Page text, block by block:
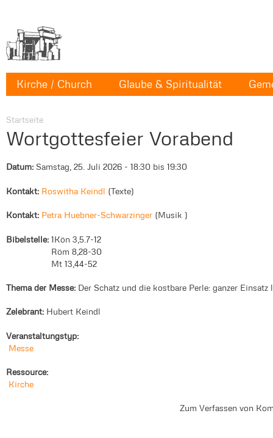
Kirche / Church Glaube & Spiritualität
Startseite
Wortgottesfeier Vorabend
Datum: Samstag, 25. Juli 2026 - 18:30 bis 19:30
Kontakt: Roswitha Keindl Texte
Kontakt: Petra Huebner-Schwarzinger Musik
Bibelstelle: 1Kön 3,5.7-12
Röm 8,28-30
Mt 13,44-52
Thema der Messe: Der Schatz und die kostbare Perle: ganzer Einsatz
Zelebrant: Hubert Keindl
Veranstaltungstyp:
Messe
Ressource:
Kirche
Zum Verfassen von